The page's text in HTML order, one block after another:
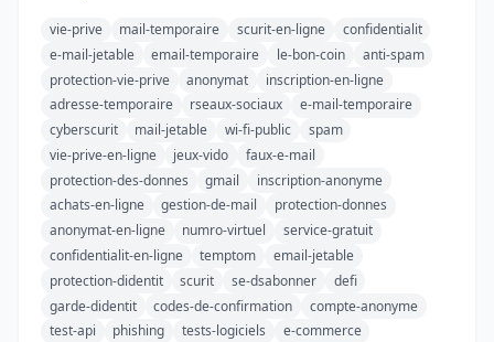
vie-prive mail-temporaire scurit-en-ligne
confidentialit
e-mail-jetable
email-temporaire le-bon-coin
anti-spam
protection-vie-prive
anonymat
inscription-en-ligne
adresse-temporaire
rseaux-sociaux
e-mail-temporaire
cyberscurit
mail-jetable wi-fi-public
spam
vie-prive-en-ligne
jeux-vido
faux-e-mail
protection-des-donnes
gmail
inscription-anonyme
achats-en-ligne
gestion-de-mail
protection-donnes
anonymat-en-ligne
numro-virtuel
service-gratuit
confidentialit-en-ligne
temptom
email-jetable
protection-didentit
scurit se-dsabonner
defi
garde-didentit
codes-de-confirmation
compte-anonyme
test-api
phishing tests-logiciels
e-commerce